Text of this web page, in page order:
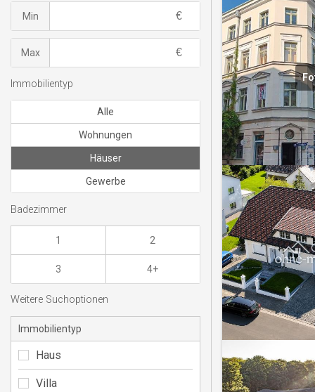
Min
Max
Immobilientyp
Alle
Wohnungen
Häuser
Gewerbe
Badezimmer
1 2
3 4+
Weitere Suchoptionen
Immobilientyp
Haus
Villa